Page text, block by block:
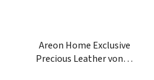
Areon Home Exclusive
Precious Leather vonné